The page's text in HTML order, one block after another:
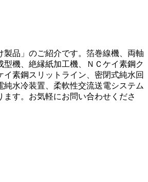
製品」のご紹介です。箔巻線機、両軸
型機、絶縁紙加工機、ＮＣケイ素鋼ク
イ素鋼スリットライン、密閉式純水回
純水冷装置、柔軟性交流送電システム
ます。お気軽にお問い合わせくださ